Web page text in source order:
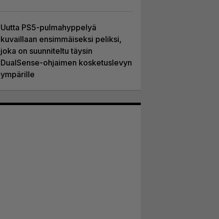
Uutta PS5-pulmahyppelyä
kuvaillaan ensimmäiseksi peliksi,
joka on suunniteltu täysin
DualSense-ohjaimen kosketuslevyn
ympärille